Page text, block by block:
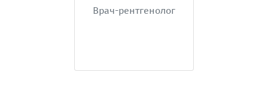
Врач-рентгенолог